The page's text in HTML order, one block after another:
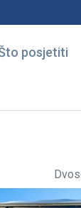
posjetiti